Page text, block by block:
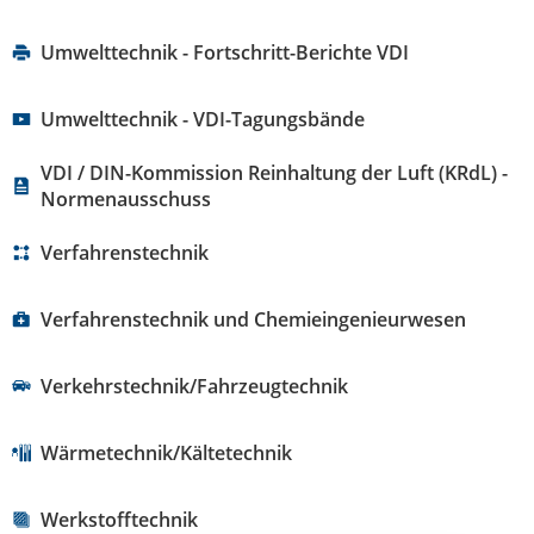
Umwelttechnik - Fortschritt-Berichte VDI
Umwelttechnik - VDI-Tagungsbände
VDI / DIN-Kommission Reinhaltung der Luft (KRdL) -
Normenausschuss
Verfahrenstechnik
Verfahrenstechnik und Chemieingenieurwesen
Verkehrstechnik/Fahrzeugtechnik
Wärmetechnik/Kältetechnik
Werkstofftechnik